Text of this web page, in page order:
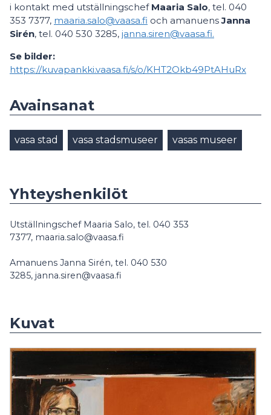
i kontakt med utställningschef Maaria Salo, tel. 040
353 7377, maaria.salo@vaasa.fi och amanuensJanna
Sirén, tel. 040 530 3285, janna.siren@vaasa.fi.
Se bilder:
https://kuvapankki.vaasa.fi/s/o/KHT2Okb49PtAHuRx
Avainsanat
vasa stad vasa stadsmuseer vasas museer
Yhteyshenkilöt
Utställningschef Maaria Salo, tel. 040 353
7377, maaria.salo@vaasa.fi
Amanuens Janna Sirén, tel. 040 530
3285, janna.siren@vaasa.fi
Kuvat